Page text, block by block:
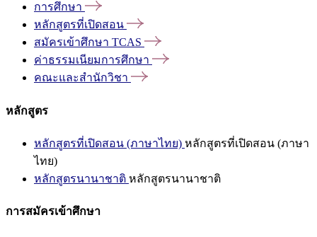
การศึกษา
หลักสูตรที่เปิดสอน
สมัครเข้าศึกษา TCAS
ค่าธรรมเนียมการศึกษา
คณะและสำนักวิชา
หลักสูตร
หลักสูตรที่เปิดสอน (ภาษาไทย) หลักสูตรที่เปิดสอน (ภาษา
ไทย)
หลักสูตรนานาชาติ หลักสูตรนานาชาติ
การสมัครเข้าศึกษา